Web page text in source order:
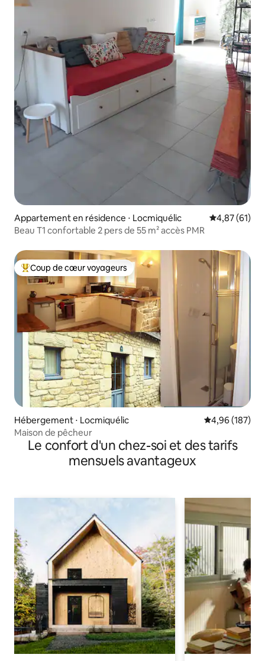
Appartement en résidence ⋅ Locmiquélic Évaluation
4,87 (61)
Beau T1 confortable 2 pers de 55 m² accès PMR
Coups de cœur voyageurs les plus appréciés
Coup de cœur voyageurs
Hébergement ⋅ Locmiquélic Évaluation
4,96 (187)
Maison de pêcheur
Le confort d'un chez-soi et des tarifs
mensuels avantageux